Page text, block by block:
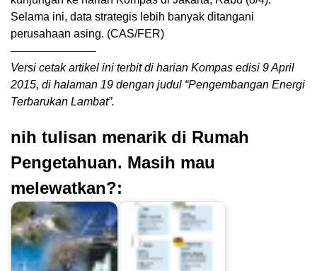
Selama ini, data strategis lebih banyak ditangani
perusahaan asing. (CAS/FER)
———————–
Versi cetak artikel ini terbit di harian Kompas edisi 9 April
2015, di halaman 19 dengan judul “Pengembangan Energi
Terbarukan Lambat”.
nih tulisan menarik di Rumah
Pengetahuan. Masih mau
melewatkan?: